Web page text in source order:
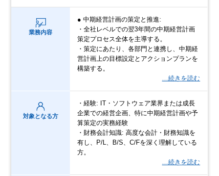
業務内容
● 中期経営計画の策定と推進:
・全社レベルでの翌3年間の中期経営計画
策定プロセス全体を主導する。
・策定にあたり、各部門と連携し、中期経
営計画上の目標設定とアクションプランを
構築する。
…続きを読む
対象となる方
・経験: IT・ソフトウェア業界または成長
企業での経営企画、特に中期経営計画や予
算策定の実務経験
・財務会計知識: 高度な会計・財務知識を
有し、P/L、B/S、C/Fを深く理解している
方。
…続きを読む